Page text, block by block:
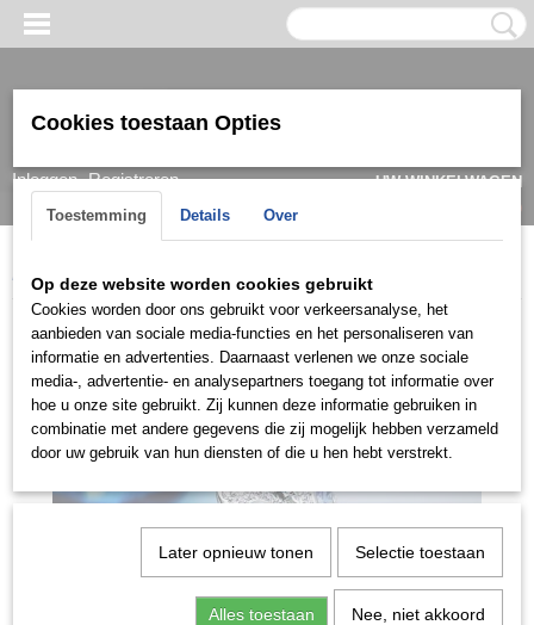
Inloggen Registreren
UW WINKELWAGEN
(0)
Home > > Damesringen Ringen zilver >
Cookies toestaan Opties
Toestemming Details Over
Op deze website worden cookies gebruikt
Cookies worden door ons gebruikt voor verkeersanalyse, het
aanbieden van sociale media-functies en het personaliseren van
informatie en advertenties. Daarnaast verlenen we onze sociale
media-, advertentie- en analysepartners toegang tot informatie over
hoe u onze site gebruikt. Zij kunnen deze informatie gebruiken in
combinatie met andere gegevens die zij mogelijk hebben verzameld
door uw gebruik van hun diensten of die u hen hebt verstrekt.
Later opnieuw tonen Selectie toestaan
Alles toestaan Nee, niet akkoord